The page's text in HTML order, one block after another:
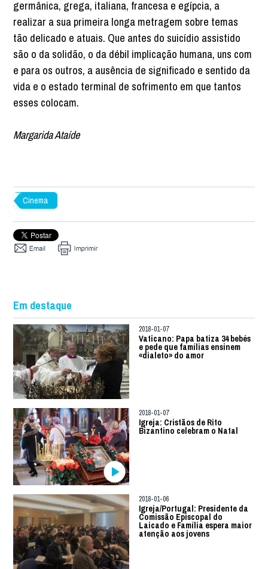
germânica, grega, italiana, francesa e egípcia, a
realizar a sua primeira longa metragem sobre temas
tão delicado e atuais. Que antes do suicídio assistido
são o da solidão, o da débil implicação humana, uns com
e para os outros, a ausência de significado e sentido da
vida e o estado terminal de sofrimento em que tantos
esses colocam.
Margarida Ataíde
Cinema
Em destaque
2018-01-07
Vaticano: Papa batiza 34 bebés
e pede que famílias ensinem
«dialeto» do amor
2018-01-07
Igreja: Cristãos de Rito
Bizantino celebram o Natal
2018-01-06
Igreja/Portugal: Presidente da
Comissão Episcopal do
Laicado e Família espera maior
atenção aos jovens